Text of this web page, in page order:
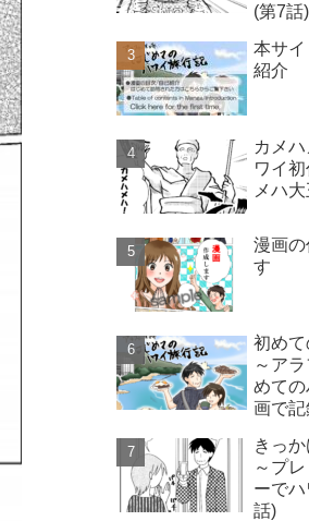
(第7話)
本サイ
紹介
カメ
ワイ
メハ
漫画の
す
初め
～ア
めて
画で記
きっ
～プ
ーでハ
話)